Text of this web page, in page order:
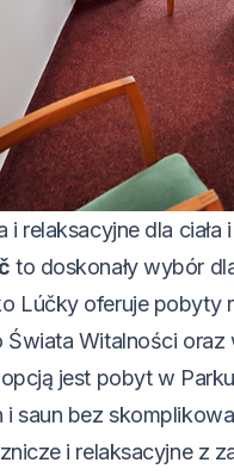
i relaksacyjne dla ciała
to doskonały wybór
Lúčky oferuje pobyty
Świata Witalności oraz
jest pobyt w
i saun bez
i relaksacyjne z